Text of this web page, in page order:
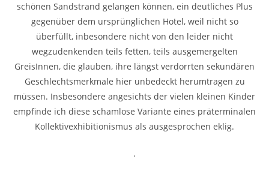
schönen Sandstrand gelangen können, ein deutliches Plus
gegenüber dem ursprünglichen Hotel, weil nicht so
überfüllt, inbesondere nicht von den leider nicht
wegzudenkenden teils fetten, teils ausgemergelten
GreisInnen, die glauben, ihre längst verdorrten sekundären
Geschlechtsmerkmale hier unbedeckt herumtragen zu
müssen. Insbesondere angesichts der vielen kleinen Kinder
empfinde ich diese schamlose Variante eines präterminalen
Kollektivexhibitionismus als ausgesprochen eklig.
.